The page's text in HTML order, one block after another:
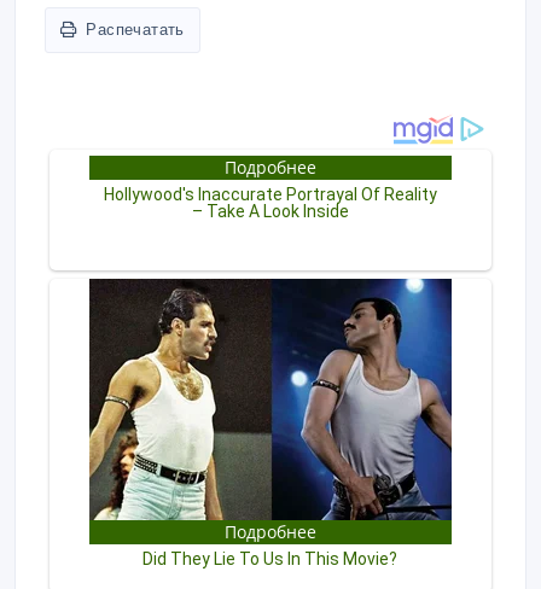
Распечатать